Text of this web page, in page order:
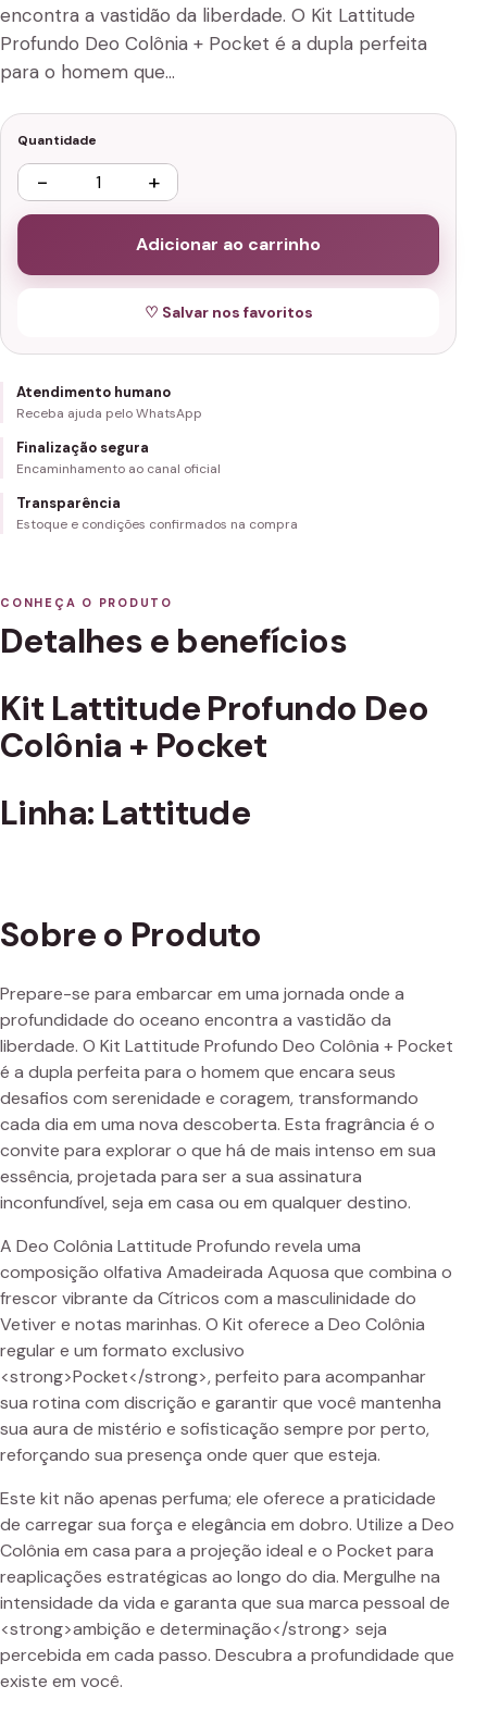
encontra a vastidão da liberdade. O Kit Lattitude
Profundo Deo Colônia + Pocket é a dupla perfeita
para o homem que…
Quantidade
− +
Adicionar ao carrinho
♡ Salvar nos favoritos
Atendimento humano
Receba ajuda pelo WhatsApp
Finalização segura
Encaminhamento ao canal oficial
Transparência
Estoque e condições confirmados na compra
CONHEÇA O PRODUTO
Detalhes e benefícios
Kit Lattitude Profundo Deo
Colônia + Pocket
Linha: Lattitude
Sobre o Produto
Prepare-se para embarcar em uma jornada onde a
profundidade do oceano encontra a vastidão da
liberdade. O Kit Lattitude Profundo Deo Colônia + Pocket
é a dupla perfeita para o homem que encara seus
desafios com serenidade e coragem, transformando
cada dia em uma nova descoberta. Esta fragrância é o
convite para explorar o que há de mais intenso em sua
essência, projetada para ser a sua assinatura
inconfundível, seja em casa ou em qualquer destino.
A Deo Colônia Lattitude Profundo revela uma
composição olfativa Amadeirada Aquosa que combina o
frescor vibrante da Cítricos com a masculinidade do
Vetiver e notas marinhas. O Kit oferece a Deo Colônia
regular e um formato exclusivo
<strong>Pocket</strong>, perfeito para acompanhar
sua rotina com discrição e garantir que você mantenha
sua aura de mistério e sofisticação sempre por perto,
reforçando sua presença onde quer que esteja.
Este kit não apenas perfuma; ele oferece a praticidade
de carregar sua força e elegância em dobro. Utilize a Deo
Colônia em casa para a projeção ideal e o Pocket para
reaplicações estratégicas ao longo do dia. Mergulhe na
intensidade da vida e garanta que sua marca pessoal de
<strong>ambição e determinação</strong> seja
percebida em cada passo. Descubra a profundidade que
existe em você.